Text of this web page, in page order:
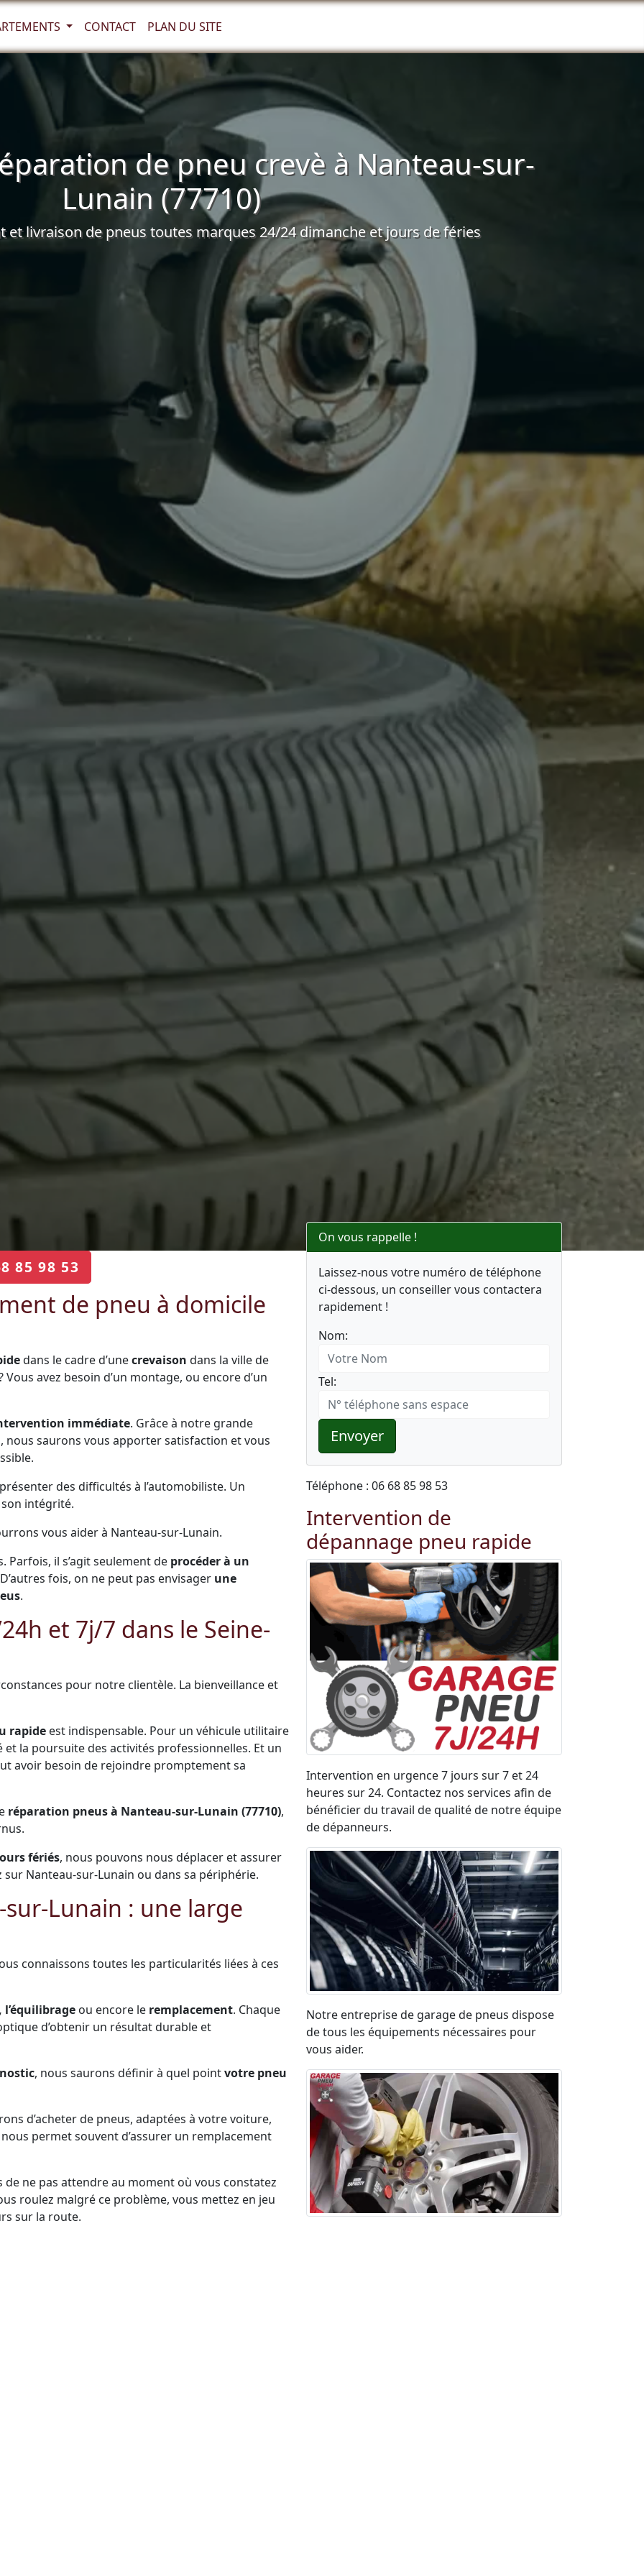
CONTACT PLAN DU SITE
de pneu crevè à Nanteau-sur-
Lunain (77710)
et livraison de pneus toutes marques 24/24 dimanche et jours de féries
85 98 53
de pneu à domicile
dans le cadre d’unecrevaison dans la ville de
avez besoin d’un montage, ou encore d’un
immédiate. Grâce à notre grande
nous saurons vous apporter satisfaction et vous
des difficultés à l’automobiliste. Un
intégrité.
vous aider à Nanteau-sur-Lunain.
Parfois, il s’agit seulement de procéder à un
fois, on ne peut pas envisager une
.
et 7j/7 dans le Seine-
pour notre clientèle. La bienveillance et
rapide est indispensable. Pour un véhicule utilitaire
la poursuite des activités professionnelles. Et un
avoir besoin de rejoindre promptement sa
réparation pneus à Nanteau-sur-Lunain (77710),
fériés, nous pouvons nous déplacer et assurer
Nanteau-sur-Lunain ou dans sa périphérie.
Lunain : une large
connaissons toutes les particularités liées à ces
ou encore le remplacement. Chaque
d’obtenir un résultat durable et
, nous saurons définir à quel pointvotre pneu
d’acheter de pneus, adaptées à votre voiture,
permet souvent d’assurer un remplacement
ne pas attendre au moment où vous constatez
roulez malgré ce problème, vous mettez en jeu
sur la route.
On vous rappelle !
Laissez-nous votre numéro de téléphone
ci-dessous, un conseiller vous contactera
rapidement !
Nom:
Tel:
Envoyer
Téléphone : 06 68 85 98 53
Intervention de
dépannage pneu rapide
Intervention en urgence 7 jours sur 7 et 24
heures sur 24. Contactez nos services afin de
bénéficier du travail de qualité de notre équipe
de dépanneurs.
Notre entreprise de garage de pneus dispose
de tous les équipements nécessaires pour
vous aider.